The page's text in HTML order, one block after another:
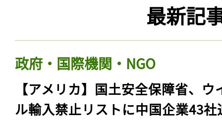
最新記
政府・国際機関・NGO
【アメリカ】国土安全保障省、ウ
ル輸入禁止リストに中国企業43社